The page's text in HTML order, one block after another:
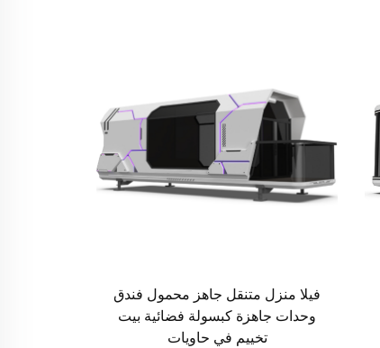
فيلا منزل متنقل جاهز محمول فندق
وحدات جاهزة كبسولة فضائية بيت
تخييم في حاويات